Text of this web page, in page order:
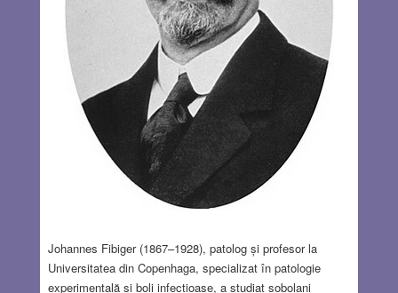
Johannes Fibiger (1867–1928), patolog și profesor la
Universitatea din Copenhaga, specializat în patologie
experimentală și boli infecțioase, a studiat șobolani